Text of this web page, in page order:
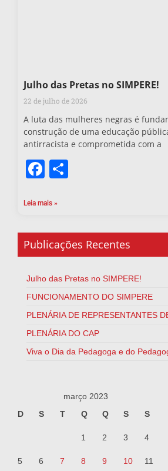
Julho das Pretas no SIMPERE!
22 de julho de 2026
A luta das mulheres negras é
construção de uma educação
antirracista e comprometida com a
Facebook
Leia mais »
Publicações Recentes
Julho das Pretas no SIMPERE!
FUNCIONAMENTO DO SIMPERE
PLENÁRIA DE REPRESENTANTES
PLENÁRIA DO CAP
Viva o Dia da Pedagoga e do
março 2023
D
S T Q Q S S
1 2 3 4
5 6 7 8 9 10 11